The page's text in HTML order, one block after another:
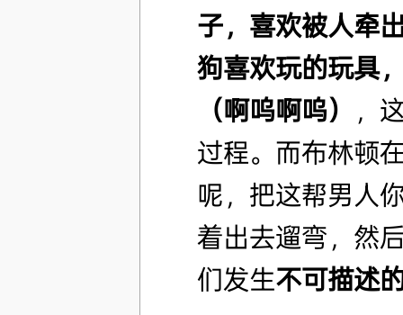
子，喜欢被人牵
狗喜欢玩的玩具
（啊呜啊呜）
，
过程。而布林顿
呢，把这帮男人
着出去遛弯，然
们发生不可描述